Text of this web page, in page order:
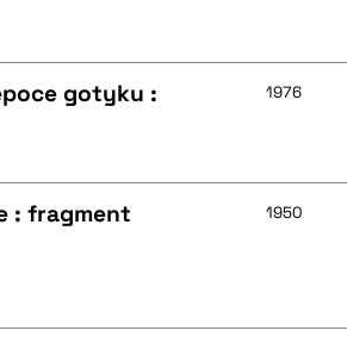
gotyku :
1976
: fragment
1950